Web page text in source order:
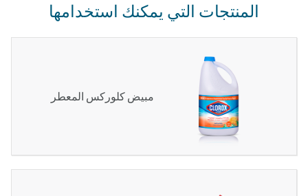
المنتجات التي يمكنك استخدامها
مبيض كلوركس المعطر